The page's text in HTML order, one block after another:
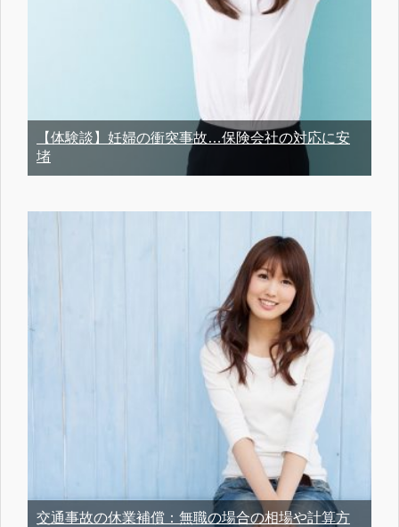
【体験談】妊婦の衝突事故…保険会社の対応に安
堵
交通事故の休業補償：無職の場合の相場や計算方